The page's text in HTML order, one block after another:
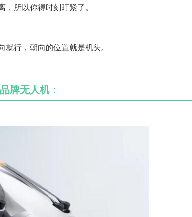
所以你得时刻盯紧了。
行，朝向的位置就是机头。
牌无人机：